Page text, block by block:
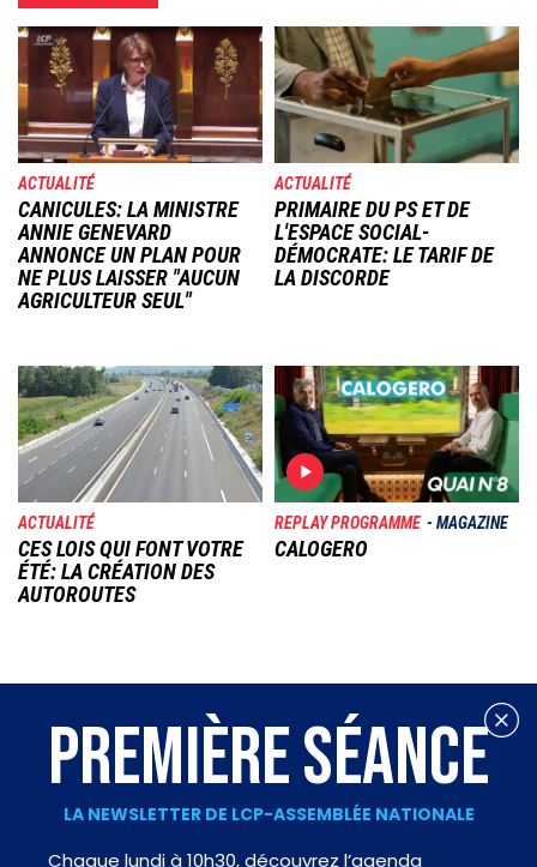
Image
ACTUALITÉ
CANICULES: LA MINISTRE
ANNIE GENEVARD
ANNONCE UN PLAN POUR
NE PLUS LAISSER "AUCUN
AGRICULTEUR SEUL"
Image
ACTUALITÉ
PRIMAIRE DU PS ET DE
L'ESPACE SOCIAL-
DÉMOCRATE: LE TARIF DE
LA DISCORDE
Image
ACTUALITÉ
CES LOIS QUI FONT VOTRE
ÉTÉ: LA CRÉATION DES
AUTOROUTES
Image
REPLAY PROGRAMME MAGAZINE
CALOGERO
PREMIÈRE SÉANCE
LA NEWSLETTER DE LCP-ASSEMBLÉE NATIONALE
Chaque lundi à 10h30, découvrez l’agenda